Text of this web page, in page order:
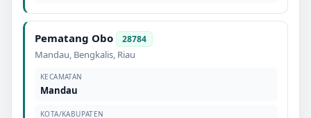
Pematang Obo 28784
Mandau, Bengkalis, Riau
KECAMATAN
Mandau
KOTA/KABUPATEN